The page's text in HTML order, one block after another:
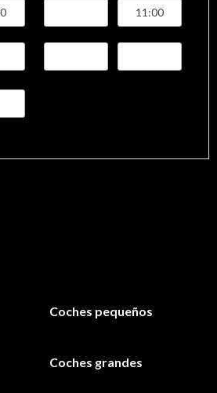
Coches pequeños
Coches grandes